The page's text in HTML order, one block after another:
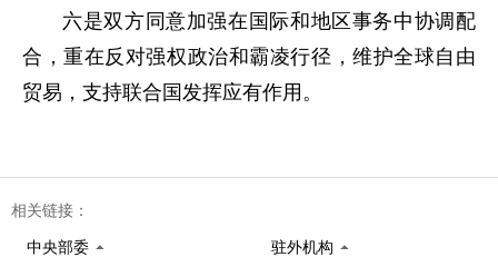
六是双方同意加强在国际和地区事务中协调配
合，重在反对强权政治和霸凌行径，维护全球自由
贸易，支持联合国发挥应有作用。
相关链接：
中央部委 驻外机构